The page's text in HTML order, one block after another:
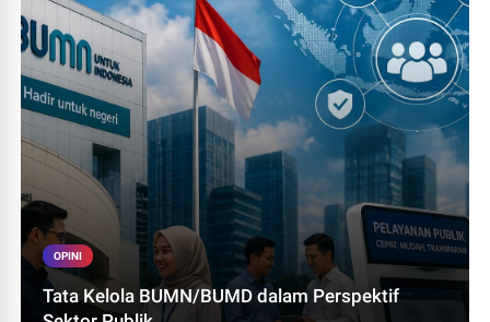
OPINI
Tata Kelola BUMN/BUMD dalam Perspektif